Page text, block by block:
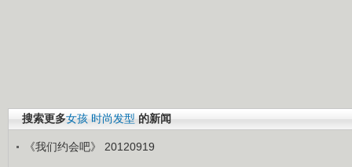
搜索更多女孩 时尚发型 的新闻
《我们约会吧》 20120919